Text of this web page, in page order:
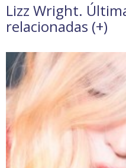
Lizz Wright.
relacionadas (+)